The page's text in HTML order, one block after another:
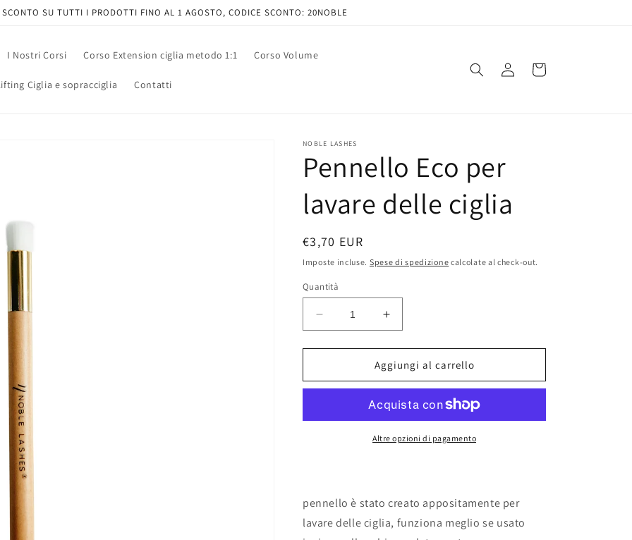
SU TUTTI I PRODOTTI FINO AL 1 AGOSTO, CODICE SCONTO: 20NOBLE
I Nostri Corsi Corso Extension ciglia metodo 1:1 Corso Volume
Ciglia e sopracciglia Contatti
Accedi Carrello
NOBLE LASHES
Pennello Eco per
lavare delle ciglia
Prezzo
di
listino
€3,70 EUR
Imposte incluse. Spese di spedizione calcolate al check-out.
Quantità
Diminuisci
quantità
per
Eco
delle
Aumenta
quantità
per
Pennello
Eco
lavare
delle
ciglia
Aggiungi al carrello
Altre opzioni di pagamento
pennello è stato creato appositamente per
lavare delle ciglia, funziona meglio se usato